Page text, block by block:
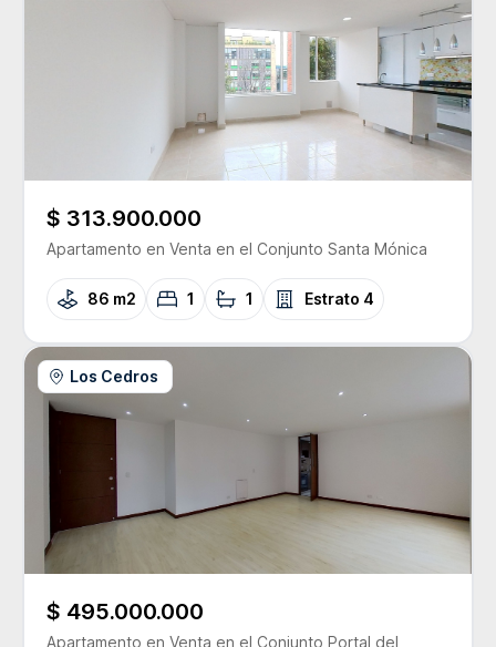
$ 313.900.000
Apartamento en Venta en el Conjunto Santa Mónica
86 m2 1 1 Estrato 4
Los Cedros
$ 495.000.000
Apartamento en Venta en el Conjunto Portal del